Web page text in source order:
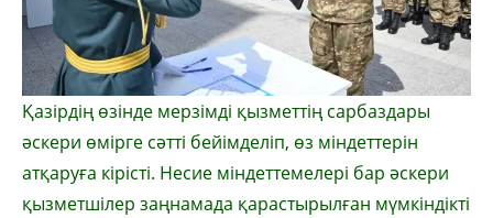
Қазірдің өзінде мерзімді қызметтің сарбаздары
әскери өмірге сәтті бейімделіп, өз міндеттерін
атқаруға кірісті. Несие міндеттемелері бар әскери
қызметшілер заңнамада қарастырылған мүмкіндікті